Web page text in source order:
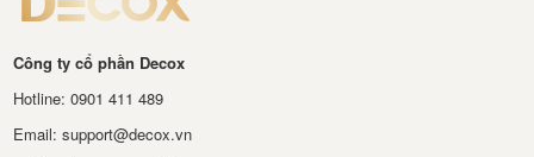
Công ty cổ phần Decox
Hotline: 0901 411 489
Email: support@decox.vn